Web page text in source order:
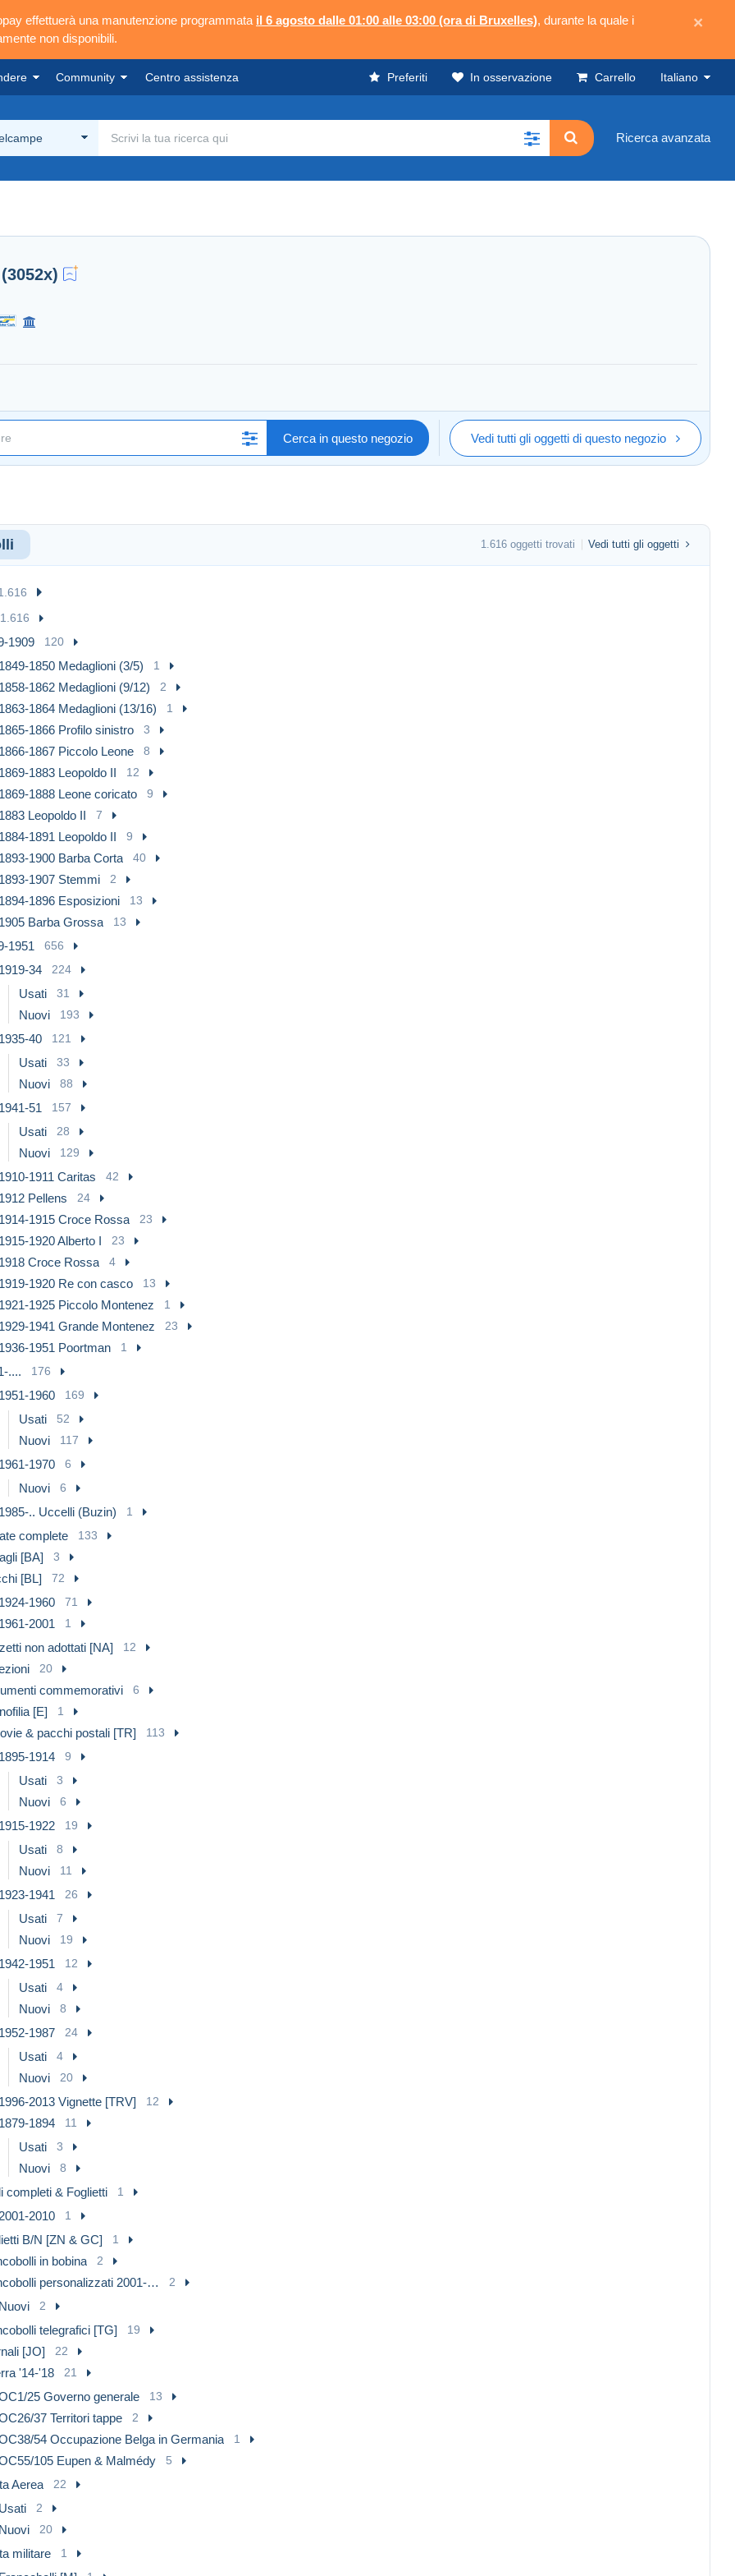
effettuerà una manutenzione programmata il 6 agosto dalle 01:00 alle 03:00 (ora di Bruxelles), durante la quale i
non disponibili.
×
Community Centro assistenza Preferiti In osservazione Carrello Italiano
Ricerca avanzata
(3052x)
Cerca in questo negozio Vedi tutti gli oggetti di questo negozio
1.616 oggetti trovati Vedi tutti gli oggetti
1.616
1909 120
1850 Medaglioni (3/5) 1
1862 Medaglioni (9/12) 2
1864 Medaglioni (13/16) 1
1866 Profilo sinistro 3
1867 Piccolo Leone 8
1883 Leopoldo II 12
1888 Leone coricato 9
Leopoldo II 7
1891 Leopoldo II 9
1900 Barba Corta 40
1907 Stemmi 2
1896 Esposizioni 13
Barba Grossa 13
1951 656
34 224
Usati 31
Nuovi 193
40 121
Usati 33
Nuovi 88
51 157
Usati 28
Nuovi 129
1911 Caritas 42
Pellens 24
1915 Croce Rossa 23
1920 Alberto I 23
Croce Rossa 4
1920 Re con casco 13
1925 Piccolo Montenez 1
1941 Grande Montenez 23
1951 Poortman 1
.... 176
1960 169
Usati 52
Nuovi 117
1970 6
Nuovi 6
.. Uccelli (Buzin) 1
complete 133
[BA] 3
[BL] 72
1960 71
2001 1
non adottati [NA] 12
20
commemorativi 6
[E] 1
& pacchi postali [TR] 113
1914 9
Usati 3
Nuovi 6
1922 19
Usati 8
Nuovi 11
1941 26
Usati 7
Nuovi 19
1951 12
Usati 4
Nuovi 8
1987 24
Usati 4
Nuovi 20
2013 Vignette [TRV] 12
1894 11
Usati 3
Nuovi 8
completi & Foglietti 1
2010 1
B/N [ZN & GC] 1
in bobina 2
personalizzati 2001-… 2
2
telegrafici [TG] 19
[JO] 22
'14-'18 21
25 Governo generale 13
37 Territori tappe 2
54 Occupazione Belga in Germania 1
105 Eupen & Malmédy 5
Aerea 22
2
20
militare 1